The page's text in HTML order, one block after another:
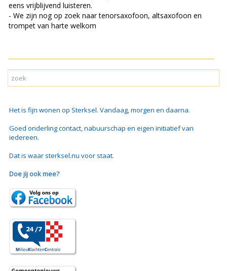
eens vrijblijvend luisteren.
- We zijn nog op zoek naar tenorsaxofoon, altsaxofoon en
trompet van harte welkom
Het is fijn wonen op Sterksel. Vandaag, morgen en daarna.
Goed onderling contact, nabuurschap en eigen initiatief van
iedereen.
Dat is waar sterksel.nu voor staat.
Doe jij ook mee?